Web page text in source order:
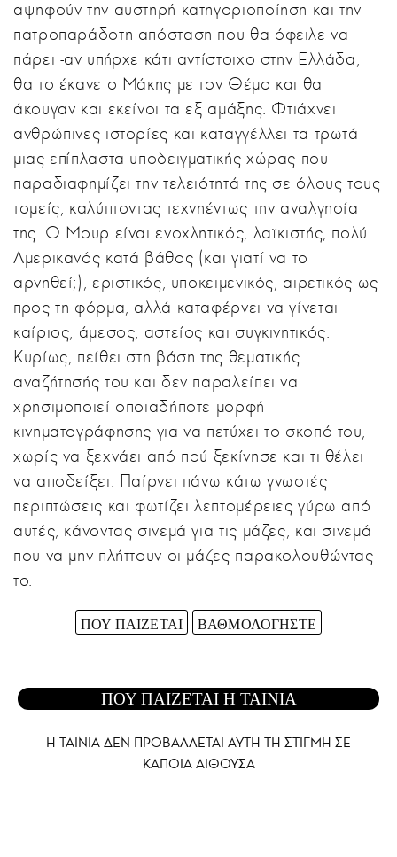
αψηφούν την αυστηρή κατηγοριοποίηση και την
πατροπαράδοτη απόσταση που θα όφειλε να
πάρει -αν υπήρχε κάτι αντίστοιχο στην Ελλάδα,
θα το έκανε ο Μάκης με τον Θέμο και θα
άκουγαν και εκείνοι τα εξ αμάξης. Φτιάχνει
ανθρώπινες ιστορίες και καταγγέλλει τα τρωτά
μιας επίπλαστα υποδειγματικής χώρας που
παραδιαφημίζει την τελειότητά της σε όλους τους
τομείς, καλύπτοντας τεχνηέντως την αναλγησία
της. Ο Μουρ είναι ενοχλητικός, λαϊκιστής, πολύ
Αμερικανός κατά βάθος (και γιατί να το
αρνηθεί;), εριστικός, υποκειμενικός, αιρετικός ως
προς τη φόρμα, αλλά καταφέρνει να γίνεται
καίριος, άμεσος, αστείος και συγκινητικός.
Κυρίως, πείθει στη βάση της θεματικής
αναζήτησής του και δεν παραλείπει να
χρησιμοποιεί οποιαδήποτε μορφή
κινηματογράφησης για να πετύχει το σκοπό του,
χωρίς να ξεχνάει από πού ξεκίνησε και τι θέλει
να αποδείξει. Παίρνει πάνω κάτω γνωστές
περιπτώσεις και φωτίζει λεπτομέρειες γύρω από
αυτές, κάνοντας σινεμά για τις μάζες, και σινεμά
που να μην πλήττουν οι μάζες παρακολουθώντας
το.
ΠΟΥ ΠΑΙΖΕΤΑΙ ΒΑΘΜΟΛΟΓΗΣΤΕ
ΠΟΥ ΠΑΙΖΕΤΑΙ Η ΤΑΙΝΙΑ
Η ΤΑΙΝΙΑ ΔΕΝ ΠΡΟΒΑΛΛΕΤΑΙ AYTH ΤΗ ΣΤΙΓΜΗ ΣΕ
ΚΑΠΟΙΑ ΑΙΘΟΥΣΑ